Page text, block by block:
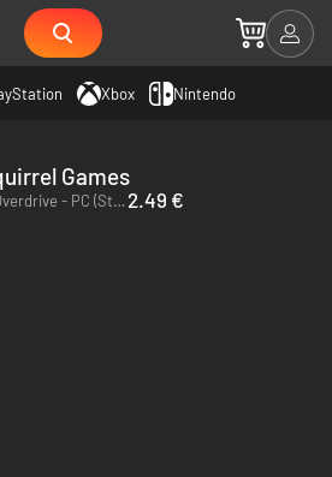
Xbox Nintendo
Games
Sunset Overdrive - PC (Steam) 2.49 €